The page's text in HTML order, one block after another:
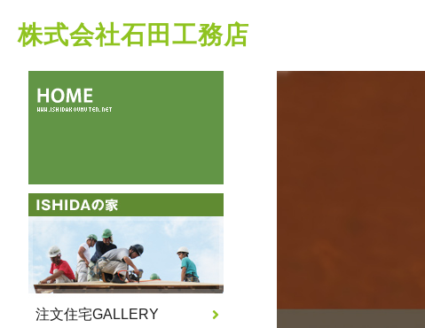
株式会社石田工務店
注文住宅GALLERY